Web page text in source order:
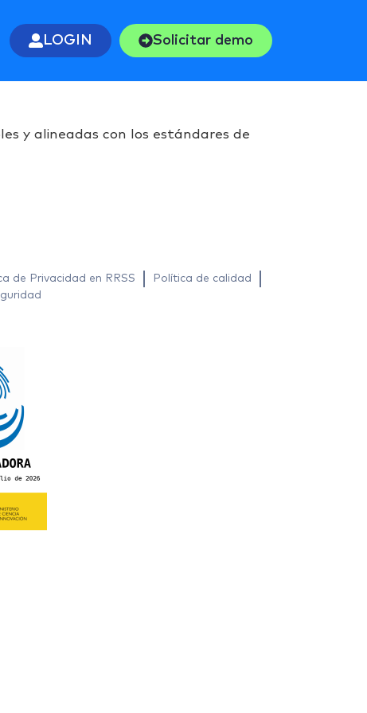
LOGIN Solicitar demo
y alineadas con los estándares de
de Privacidad en RRSS
Política de calidad